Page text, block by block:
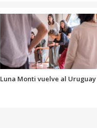
Luna Monti vuelve al Uruguay